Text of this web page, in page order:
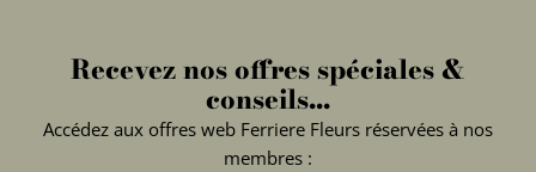
Recevez nos offres spéciales &
conseils...
Accédez aux offres web Ferriere Fleurs réservées à nos
membres :